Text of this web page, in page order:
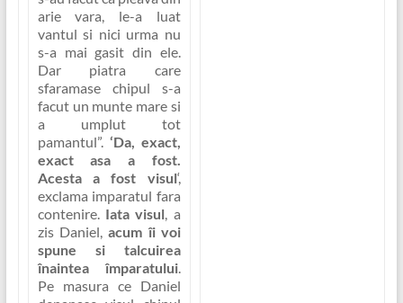
arie vara, le-a luat
vantul si nici urma nu
s-a mai gasit din ele.
Dar piatra care
sfaramase chipul s-a
facut un munte mare si
a umplut tot
pamantul”. ‘Da, exact,
exact asa a fost.
Acesta a fost visul‘,
exclama imparatul fara
contenire. Iata visul, a
zis Daniel,acum îi voi
spune si talcuirea
înaintea împaratului.
Pe masura ce Daniel